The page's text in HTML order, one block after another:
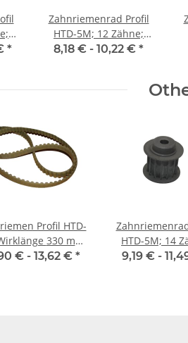
*
Zahnriemenrad Profil
HTD-5M; 12 Zähne;
Riemenbreite 9 mm
8,18 € - 10,22 € *
Profil HTD-
330 mm,
15 mm
€ - 13,62 € *
HTD-5M; 14
Riemenbreite
9,19 € -